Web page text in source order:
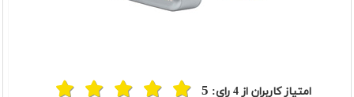
امتیاز کاربران از4 رای: 5